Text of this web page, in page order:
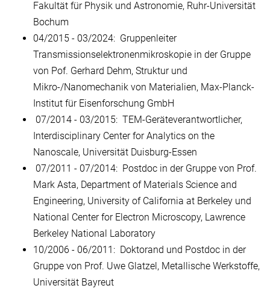
Fakultät für Physik und Astronomie, Ruhr-Universität
Bochum
04/2015 - 03/2024: Gruppenleiter
Transmissionselektronenmikroskopie in der Gruppe
von Pof. Gerhard Dehm, Struktur und
Mikro-/Nanomechanik von Materialien, Max-Planck-
Institut für Eisenforschung GmbH
07/2014 - 03/2015: TEM-Geräteverantwortlicher,
Interdisciplinary Center for Analytics on the
Nanoscale, Universität Duisburg-Essen
07/2011 - 07/2014: Postdoc in der Gruppe von Prof.
Mark Asta, Department of Materials Science and
Engineering, University of California at Berkeley und
National Center for Electron Microscopy, Lawrence
Berkeley National Laboratory
10/2006 - 06/2011: Doktorand und Postdoc in der
Gruppe von Prof. Uwe Glatzel, Metallische Werkstoffe,
Universität Bayreut